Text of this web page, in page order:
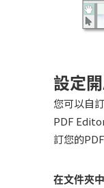
設定
您可以自
PDF
訂您的
在文件夾